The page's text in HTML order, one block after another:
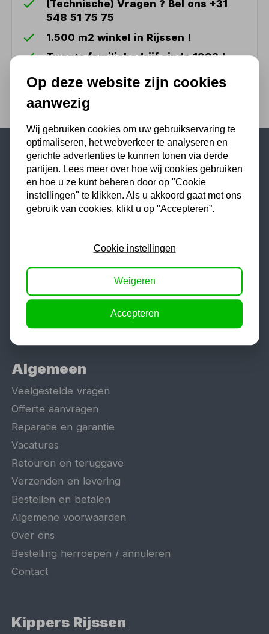
(Technische) Vragen ? Bel ons +31
548 51 75 75
1.500 m2 winkel in Rijssen !
Twents familiebedrijf sinds 1992 !
Populaire categorieën
Werkplaatsinrichting
Lasapparaat
Schaarlift
Algemeen
Veelgestelde vragen
Offerte aanvragen
Reparatie en garantie
Vacatures
Retouren en teruggave
Verzenden en levering
Bestellen en betalen
Algemene voorwaarden
Over ons
Bestelling herroepen / annuleren
Contact
Kippers Rijssen
Op deze website zijn cookies
aanwezig
Wij gebruiken cookies om uw gebruikservaring te
optimaliseren, het webverkeer te analyseren en
gerichte advertenties te kunnen tonen via derde
partijen. Lees meer over hoe wij cookies gebruiken
en hoe u ze kunt beheren door op "Cookie
instellingen" te klikken. Als u akkoord gaat met ons
gebruik van cookies, klikt u op "Accepteren”.
Cookie instellingen
Weigeren
Accepteren